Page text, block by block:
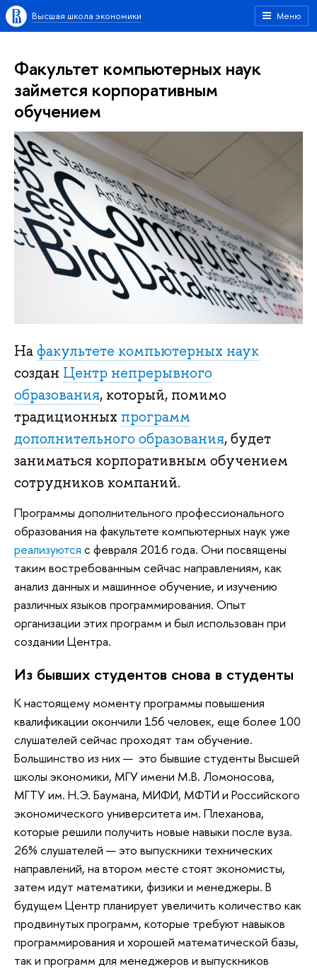
Меню
Высшая школа экономики
Факультет компьютерных наук
займется корпоративным
обучением
Нафакультете компьютерных наук
создан Центр непрерывного
образования, который, помимо
традиционных программ
дополнительного образования, будет
заниматься корпоративным обучением
сотрудников компаний.
Программы дополнительного профессионального
образования на факультете компьютерных наук уже
реализуются с февраля 2016 года. Они посвящены
таким востребованным сейчас направлениям, как
анализ данных и машинное обучение, и изучению
различных языков программирования. Опыт
организации этих программ и был использован при
создании Центра.
Из бывших студентов снова в студенты
К настоящему моменту программы повышения
квалификации окончили 156 человек, еще более 100
слушателей сейчас проходят там обучение.
Большинство из них — это бывшие студенты Высшей
школы экономики, МГУ имени М.В. Ломоносова,
МГТУ им. Н.Э. Баумана, МИФИ, МФТИ и Российского
экономического университета им. Плеханова,
которые решили получить новые навыки после вуза.
26% слушателей — это выпускники технических
направлений, на втором месте стоят экономисты,
затем идут математики, физики и менеджеры. В
будущем Центр планирует увеличить количество как
продвинутых программ, которые требуют навыков
программирования и хорошей математической базы,
так и программ для менеджеров и выпускников